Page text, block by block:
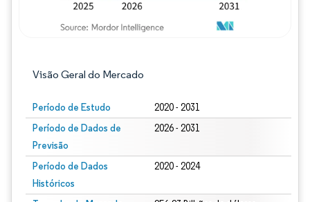
Visão Geral do Mercado
Período de Estudo 2020 - 2031
Período de Dados de
Previsão
2026 - 2031
Período de Dados
Históricos
2020 - 2024